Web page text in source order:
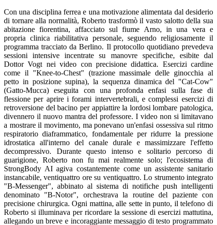
Con una disciplina ferrea e una motivazione alimentata dal desiderio
di tornare alla normalità, Roberto trasformò il vasto salotto della sua
abitazione fiorentina, affacciato sul fiume Arno, in una vera e
propria clinica riabilitativa personale, seguendo religiosamente il
programma tracciato da Berlino. Il protocollo quotidiano prevedeva
sessioni intensive incentrate su manovre specifiche, esibite dal
Dottor Vogt nei video con precisione didattica. Esercizi cardine
come il "Knee-to-Chest" (trazione massimale delle ginocchia al
petto in posizione supina), la sequenza dinamica del "Cat-Cow"
(Gatto-Mucca) eseguita con una profonda enfasi sulla fase di
flessione per aprire i forami intervertebrali, e complessi esercizi di
retroversione del bacino per appiattire la lordosi lombare patologica,
divennero il nuovo mantra del professore. I video non si limitavano
a mostrare il movimento, ma ponevano un'enfasi ossessiva sul ritmo
respiratorio diaframmatico, fondamentale per ridurre la pressione
idrostatica all'interno del canale durale e massimizzare l'effetto
decompressivo. Durante questo intenso e solitario percorso di
guarigione, Roberto non fu mai realmente solo; l'ecosistema di
StrongBody AI agiva costantemente come un assistente sanitario
instancabile, ventiquattro ore su ventiquattro. Lo strumento integrato
"B-Messenger", abbinato al sistema di notifiche push intelligenti
denominato "B-Notor", orchestrava la routine del paziente con
precisione chirurgica. Ogni mattina, alle sette in punto, il telefono di
Roberto si illuminava per ricordare la sessione di esercizi mattutina,
allegando un breve e incoraggiante messaggio di testo programmato